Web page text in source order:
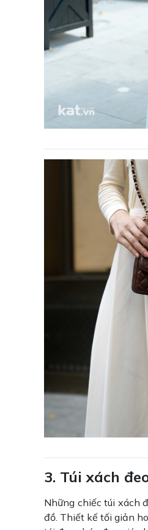
3. Túi xách
Những chiếc túi xách
đồ. Thiết kế tối giản